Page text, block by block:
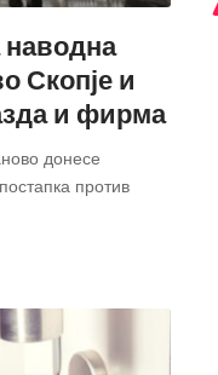
Скопје и
и фирма
донесе
против